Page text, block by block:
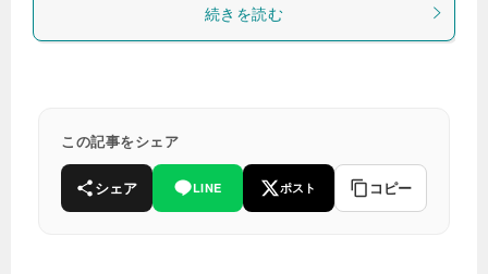
続きを読む
この記事をシェア
シェア LINE ポスト コピー